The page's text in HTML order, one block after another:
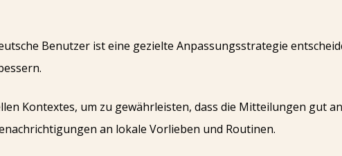
Benutzer ist eine gezielte Anpassungsstrategie
Kontextes, um zu gewährleisten, dass die Mitteilungen gut
an lokale Vorlieben und Routinen.